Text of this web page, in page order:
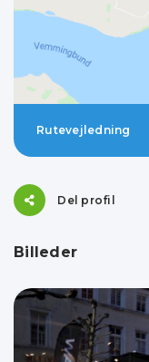
Rutevejledning
Del profil
Billeder